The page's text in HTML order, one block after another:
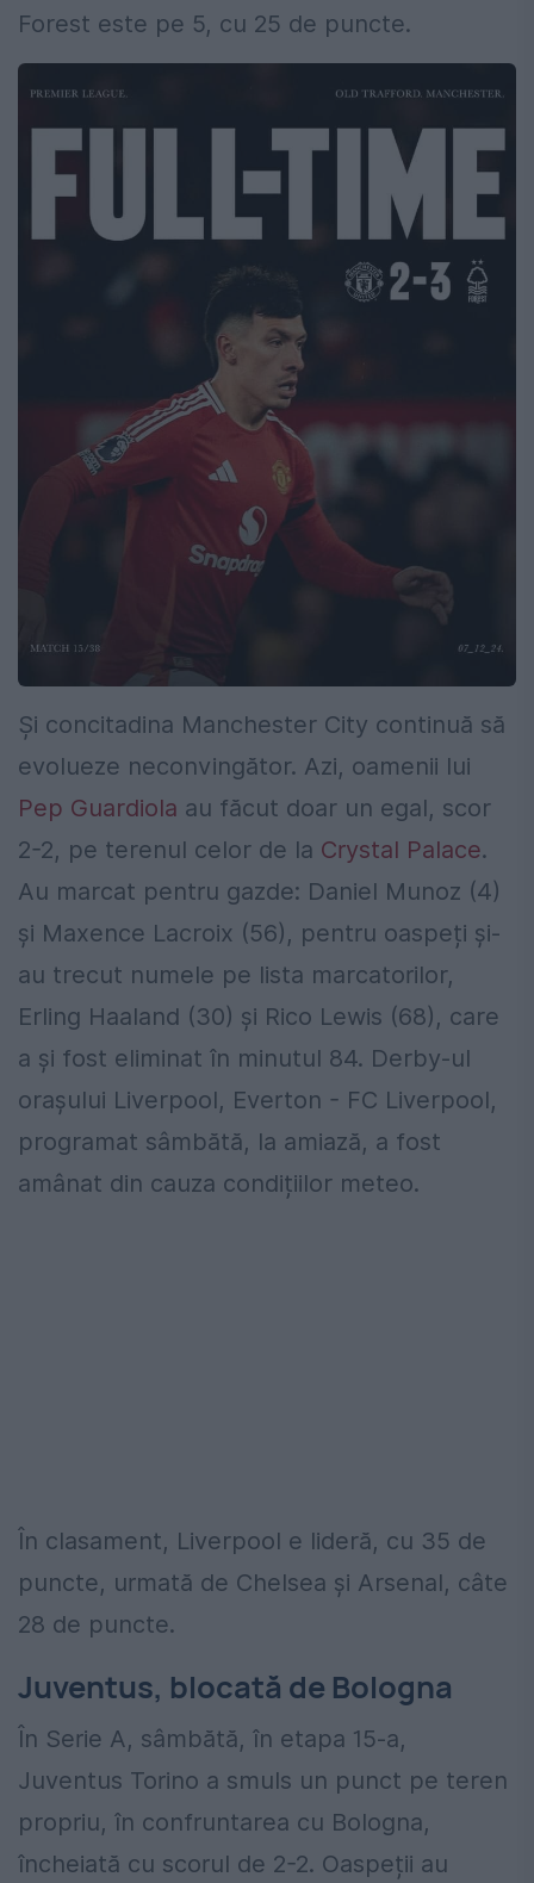
Forest este pe 5, cu 25 de puncte.
Și concitadina Manchester City continuă să
evolueze neconvingător. Azi, oamenii lui
Pep Guardiola au făcut doar un egal, scor
2-2, pe terenul celor de la Crystal Palace.
Au marcat pentru gazde: Daniel Munoz (4)
și Maxence Lacroix (56), pentru oaspeți și-
au trecut numele pe lista marcatorilor,
Erling Haaland (30) și Rico Lewis (68), care
a și fost eliminat în minutul 84. Derby-ul
orașului Liverpool, Everton - FC Liverpool,
programat sâmbătă, la amiază, a fost
amânat din cauza condițiilor meteo.
În clasament, Liverpool e lideră, cu 35 de
puncte, urmată de Chelsea și Arsenal, câte
28 de puncte.
Juventus, blocată de Bologna
În Serie A, sâmbătă, în etapa 15-a,
Juventus Torino a smuls un punct pe teren
propriu, în confruntarea cu Bologna,
încheiată cu scorul de 2-2. Oaspeții au